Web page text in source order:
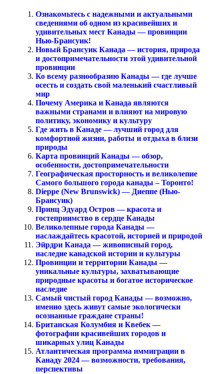
Ознакомьтесь с надежными и актуальными
сведениями об одном из красивейших и
удивительных мест Канады — провинции
Нью-Брансуик!
Новый Брансуик Канада — история, природа
и достопримечательности этой удивительной
провинции
Ко всему разнообразию Канады — где лучше
осесть и создать свой маленький счастливый
мир
Почему Америка и Канада являются
важными странами и влияют на мировую
политику, экономику и культуру
Где жить в Канаде — лучший город для
комфортной жизни, работы и отдыха в близи
природы
Карта провинций Канады — обзор,
особенности, достопримечательности
Географическая просторность и великолепие
Самого большого города канады – Торонто!
Dieppe (New Brunswick) — Диеппе (Нью-
Брансуик)
Принц Эдуард Остров — красота и
гостеприимство в сердце Канады
Великолепные города Канады —
наслаждайтесь красотой, историей и природой
Эйрдри Канада — живописный город,
наследие канадской истории и культуры
Провинции и территории Канады —
уникальные культуры, захватывающие
природные красоты и богатое историческое
наследие
Самый чистый город Канады — возможно,
именно здесь живут самые экологически
осознанные граждане страны!
Британская Колумбия и Квебек —
фотографии красивейших городов и
шикарных улиц Канады
Атлантическая программа иммиграции в
Канаду 2024 — возможности, требования,
перспективы